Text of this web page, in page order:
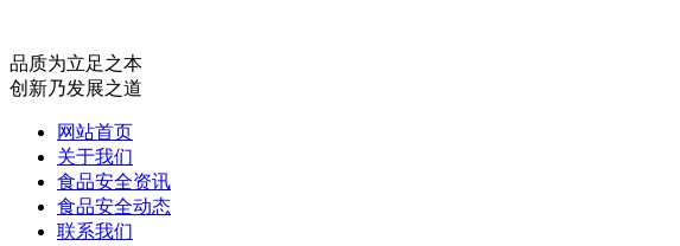
品质为立足之本
创新乃发展之道
网站首页
关于我们
食品安全资讯
食品安全动态
联系我们